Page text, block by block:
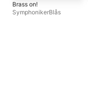
Brass on!
SymphonikerBlås